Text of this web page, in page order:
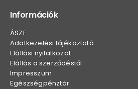
Információk
ÁSZF
Adatkezelési tájékoztató
Elállási nyilatkozat
Elállás a szerződéstől
Impresszum
Egészségpénztár